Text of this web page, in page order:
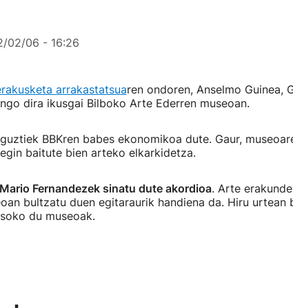
02/06 - 16:26
arrakastatsuaren ondoren, Anselmo Guinea,
dira ikusgai Bilboko Arte Ederren museoan.
BBKren babes ekonomikoa dute. Gaur,
baitute bien arteko elkarkidetza.
Fernandezek sinatu dute akordioa. Arte
bultzatu duen egitaraurik handiena da. Hiru urtean
du museoak.